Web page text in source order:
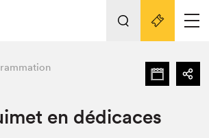
visite au Salon
Nos activités
en dédicaces